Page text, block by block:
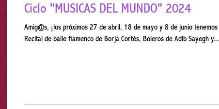
Ciclo "MÚSICAS DEL MUNDO" 2024
Amig@s, ¡los próximos 27 de abril, 18 de mayo y 8 de junio tenemos
Recital de baile flamenco de Borja Cortés, Boleros de Adib Sayegh y...